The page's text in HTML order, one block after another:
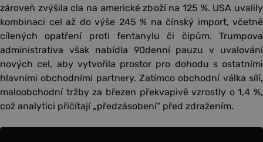
zároveň zvýšila cla na americké zboží na 125 %. USA uvalily
kombinaci cel až do výše 245 % na čínský import, včetně
cílených opatření proti fentanylu či čipům. Trumpova
administrativa však nabídla 90denní pauzu v uvalování
nových cel, aby vytvořila prostor pro dohodu s ostatními
hlavními obchodními partnery. Zatímco obchodní válka sílí,
maloobchodní tržby za březen překvapivě vzrostly o 1,4 %,
což analytici přičítají „předzásobení“ před zdražením.